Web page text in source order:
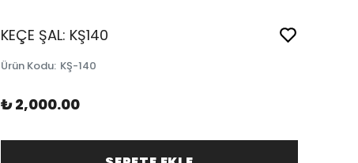
KEÇE ŞAL: KŞ140
Ürün Kodu: KŞ-140
₺ 2,000.00